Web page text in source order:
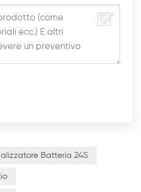
Batteria 24S